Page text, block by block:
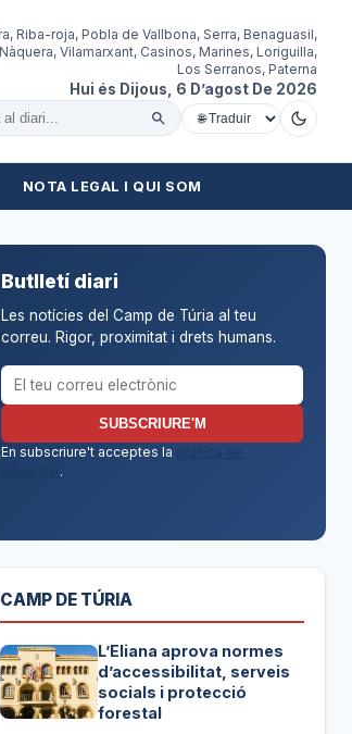
Riba-roja, Pobla de Vallbona, Serra, Benaguasil,
Vilamarxant, Casinos, Marines, Loriguilla,
Los Serranos, Paterna
Hui és Dijous, 6 D’agost De 2026
al diari
NOTA LEGAL I QUI SOM
Butlletí diari
Les notícies del Camp de Túria al teu
correu. Rigor, proximitat i drets humans.
Correu electrònic per al butlletí
SUBSCRIURE'M
En subscriure't acceptes la
política de
.
CAMP DE TÚRIA
L’Eliana aprova normes
d’accessibilitat, serveis
socials i protecció
forestal